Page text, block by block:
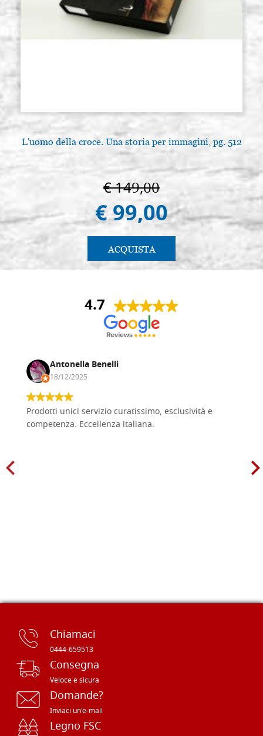
L'uomo della croce. Una storia per immagini, pg. 512
€ 149,00
€ 99,00
ACQUISTA
4.7
Antonella Benelli
18/12/2025
Prodotti unici servizio curatissimo, esclusività e
competenza. Eccellenza italiana.
Chiamaci
0444-659513
Consegna
Veloce e sicura
Domande?
Inviaci un'e-mail
Legno FSC